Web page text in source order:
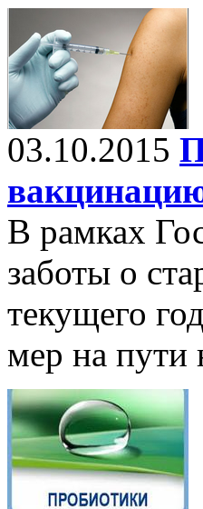
03.10.2015
В рамках
заботы о
текущего
мер на пути